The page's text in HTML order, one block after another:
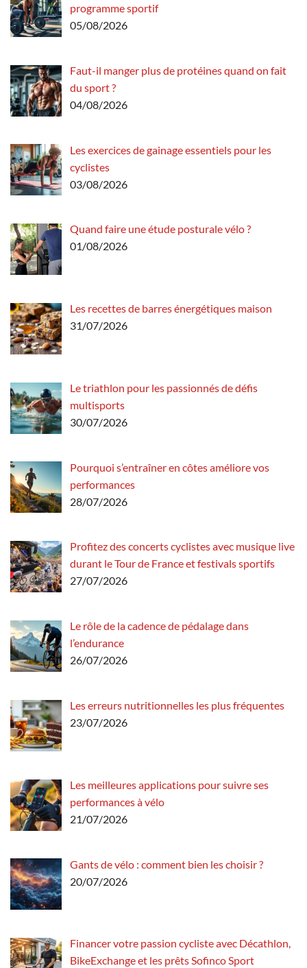
programme sportif
05/08/2026
Faut-il manger plus de protéines quand on fait
du sport ?
04/08/2026
Les exercices de gainage essentiels pour les
cyclistes
03/08/2026
Quand faire une étude posturale vélo ?
01/08/2026
Les recettes de barres énergétiques maison
31/07/2026
Le triathlon pour les passionnés de défis
multisports
30/07/2026
Pourquoi s’entraîner en côtes améliore vos
performances
28/07/2026
Profitez des concerts cyclistes avec musique live
durant le Tour de France et festivals sportifs
27/07/2026
Le rôle de la cadence de pédalage dans
l’endurance
26/07/2026
Les erreurs nutritionnelles les plus fréquentes
23/07/2026
Les meilleures applications pour suivre ses
performances à vélo
21/07/2026
Gants de vélo : comment bien les choisir ?
20/07/2026
Financer votre passion cycliste avec Décathlon,
BikeExchange et les prêts Sofinco Sport